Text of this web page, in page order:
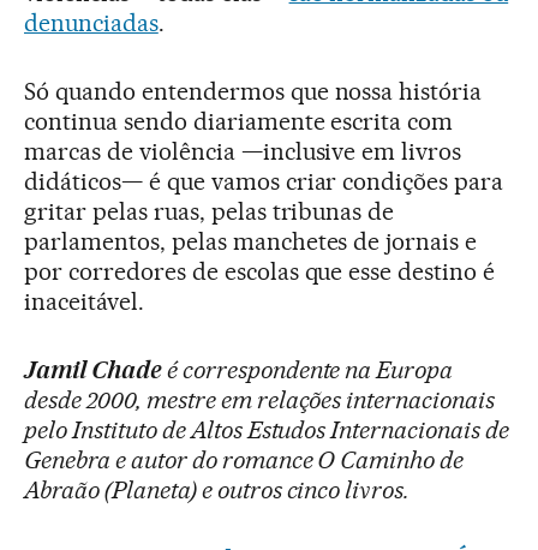
denunciadas.
Só quando entendermos que nossa história
continua sendo diariamente escrita com
marcas de violência —inclusive em livros
didáticos— é que vamos criar condições para
gritar pelas ruas, pelas tribunas de
parlamentos, pelas manchetes de jornais e
por corredores de escolas que esse destino é
inaceitável.
Jamil Chadeé correspondente na Europa
desde 2000, mestre em relações internacionais
pelo Instituto de Altos Estudos Internacionais de
Genebra e autor do romance O Caminho de
Abraão (Planeta) e outros cinco livros.